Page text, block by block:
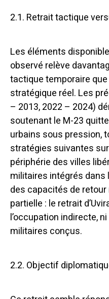
2.1. Retrait tactique
Les éléments
observé relève
tactique temporaire
stratégique réel. Les
– 2013, 2022 – 2024)
soutenant le M-23
urbains sous pression,
stratégies suivantes
périphérie des villes
militaires intégrés dans
des capacités de
partielle : le retrait
l’occupation indirecte,
militaires conçus.
2.2. Objectif